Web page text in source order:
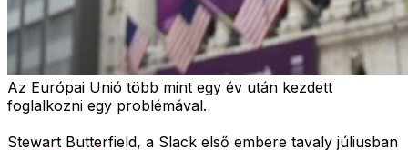
Az Európai Unió több mint egy év után kezdett
foglalkozni egy problémával.
Stewart Butterfield, a Slack első embere tavaly júliusban